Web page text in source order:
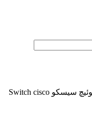
/ فن سوئیچ سیسکو Switch cisco